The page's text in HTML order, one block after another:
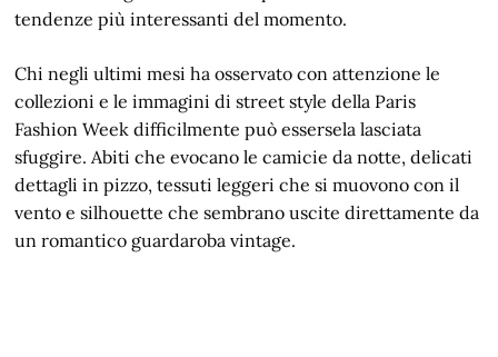
tendenze più interessanti del momento.
Chi negli ultimi mesi ha osservato con attenzione le
collezioni e le immagini di street style della Paris
Fashion Week difficilmente può essersela lasciata
sfuggire. Abiti che evocano le camicie da notte, delicati
dettagli in pizzo, tessuti leggeri che si muovono con il
vento e silhouette che sembrano uscite direttamente da
un romantico guardaroba vintage.